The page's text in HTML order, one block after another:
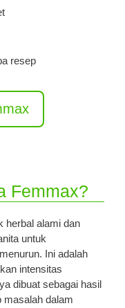
resep
Femmax?
herbal alami dan
untuk
Ini adalah
intensitas
dibuat sebagai hasil
masalah dalam